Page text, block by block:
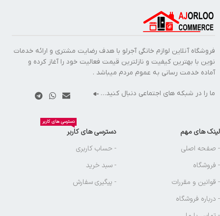
فروشگاه آنلاین لوازم خانگی آجرلو با هدف رضایت مشتری و ارائه خدمات
نوین با بهترین کیفیت و نازلترین قیمت فعالیت خود را آغاز کرده و
آماده خدمت رسانی به عموم مردم میباشد .
ما را در شبکه های اجتماعی دنبال کنید…
لینک های مهم
- صفحه اصلی
- فروشگاه
- قوانین و مقررات
- درباره فروشگاه
دسترسی های کاربر
دسترسی های کاربر
- حساب کاربری
- سبد خرید
- پیگیری سفارش